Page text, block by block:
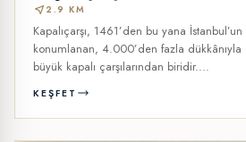
near_me2.9 KM
Kapalıçarşı, 1461’den bu yana
konumlanan, 4.000’den fazla dükkânıyla
büyük kapalı çarşılarından biridir....
KEŞFET